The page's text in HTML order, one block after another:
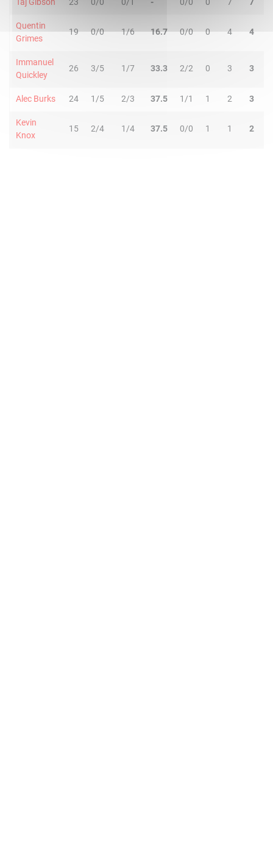
Quentin
Grimes
19 0/0 1/6 16.7 0/0 0 4 4
Immanuel
Quickley
26 3/5 1/7 33.3 2/2 0 3 3
Alec Burks 24 1/5 2/3 37.5 1/1 1 2 3
Kevin
Knox
15 2/4 1/4 37.5 0/0 1 1 2